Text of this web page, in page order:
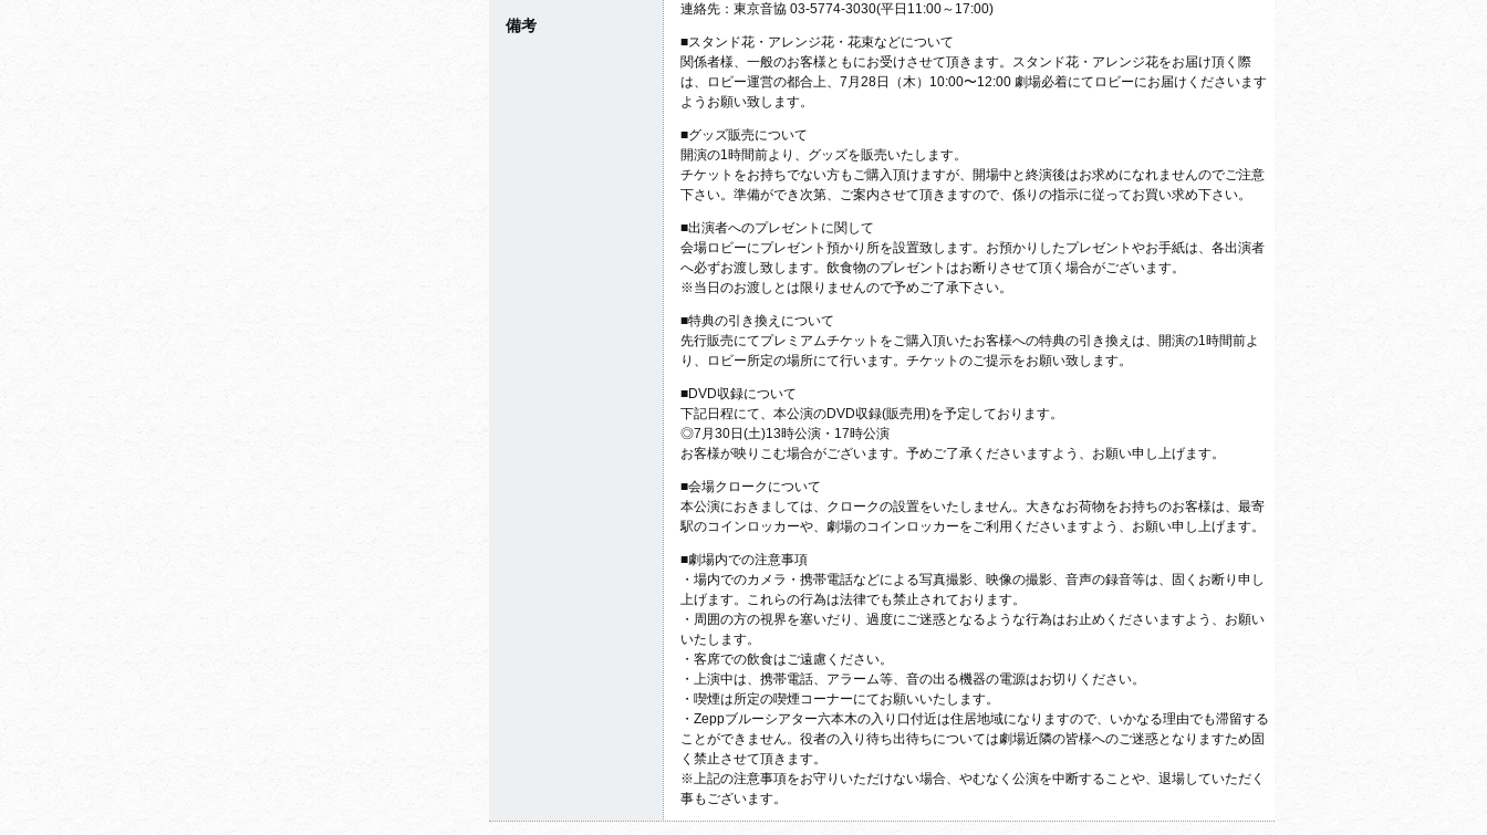
備考
連絡先：東京音協 03-5774-3030(平日11:00～17:00)
■スタンド花・アレンジ花・花束などについて
関係者様、一般のお客様ともにお受けさせて頂きます。スタンド花・アレンジ花をお届け頂く際
は、ロビー運営の都合上、7月28日（木）10:00〜12:00 劇場必着にてロビーにお届けくださいます
ようお願い致します。
■グッズ販売について
開演の1時間前より、グッズを販売いたします。
チケットをお持ちでない方もご購入頂けますが、開場中と終演後はお求めになれませんのでご注意
下さい。準備ができ次第、ご案内させて頂きますので、係りの指示に従ってお買い求め下さい。
■出演者へのプレゼントに関して
会場ロビーにプレゼント預かり所を設置致します。お預かりしたプレゼントやお手紙は、各出演者
へ必ずお渡し致します。飲食物のプレゼントはお断りさせて頂く場合がございます。
※当日のお渡しとは限りませんので予めご了承下さい。
■特典の引き換えについて
先行販売にてプレミアムチケットをご購入頂いたお客様への特典の引き換えは、開演の1時間前よ
り、ロビー所定の場所にて行います。チケットのご提示をお願い致します。
■DVD収録について
下記日程にて、本公演のDVD収録(販売用)を予定しております。
◎7月30日(土)13時公演・17時公演
お客様が映りこむ場合がございます。予めご了承くださいますよう、お願い申し上げます。
■会場クロークについて
本公演におきましては、クロークの設置をいたしません。大きなお荷物をお持ちのお客様は、最寄
駅のコインロッカーや、劇場のコインロッカーをご利用くださいますよう、お願い申し上げます。
■劇場内での注意事項
・場内でのカメラ・携帯電話などによる写真撮影、映像の撮影、音声の録音等は、固くお断り申し
上げます。これらの行為は法律でも禁止されております。
・周囲の方の視界を塞いだり、過度にご迷惑となるような行為はお止めくださいますよう、お願い
いたします。
・客席での飲食はご遠慮ください。
・上演中は、携帯電話、アラーム等、音の出る機器の電源はお切りください。
・喫煙は所定の喫煙コーナーにてお願いいたします。
・Zeppブルーシアター六本木の入り口付近は住居地域になりますので、いかなる理由でも滞留する
ことができません。役者の入り待ち出待ちについては劇場近隣の皆様へのご迷惑となりますため固
く禁止させて頂きます。
※上記の注意事項をお守りいただけない場合、やむなく公演を中断することや、退場していただく
事もございます。